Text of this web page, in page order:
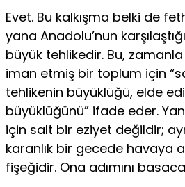
Evet. Bu kalkışma belki de
yana Anadolu’nun
büyük tehlikedir. Bu,
iman etmiş bir toplum için
tehlikenin büyüklüğü, elde
büyüklüğünü” ifade eder.
için salt bir eziyet değildir;
karanlık bir gecede havaya
fişeğidir. Ona adımını